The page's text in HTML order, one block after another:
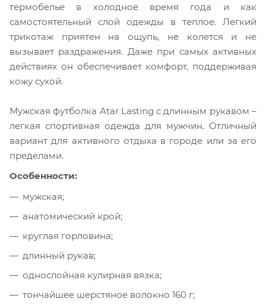
термобелье в холодное время года и как
самостоятельный слой одежды в теплое. Легкий
трикотаж приятен на ощупь, не колется и не
вызывает раздражения. Даже при самых активных
действиях он обеспечивает комфорт, поддерживая
кожу сухой.
Мужская футболка Atar Lasting с длинным рукавом –
легкая спортивная одежда для мужчин. Отличный
вариант для активного отдыха в городе или за его
пределами.
Особенности:
мужская;
анатомический крой;
круглая горловина;
длинный рукав;
однослойная кулирная вязка;
тончайшее шерстяное волокно 160 г;